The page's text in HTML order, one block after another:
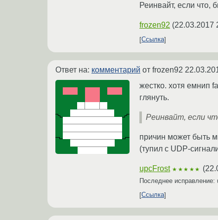
Реинвайт, если что,
frozen92 (22.03.2017
Ссылка
Ответ на: комментарий от frozen92
жестко. хотя емнип
глянуть.
Реинвайт, если
причин может быть
(тупил с UDP-
upcFrost ★★★★★ (
Последнее исправление:
Ссылка